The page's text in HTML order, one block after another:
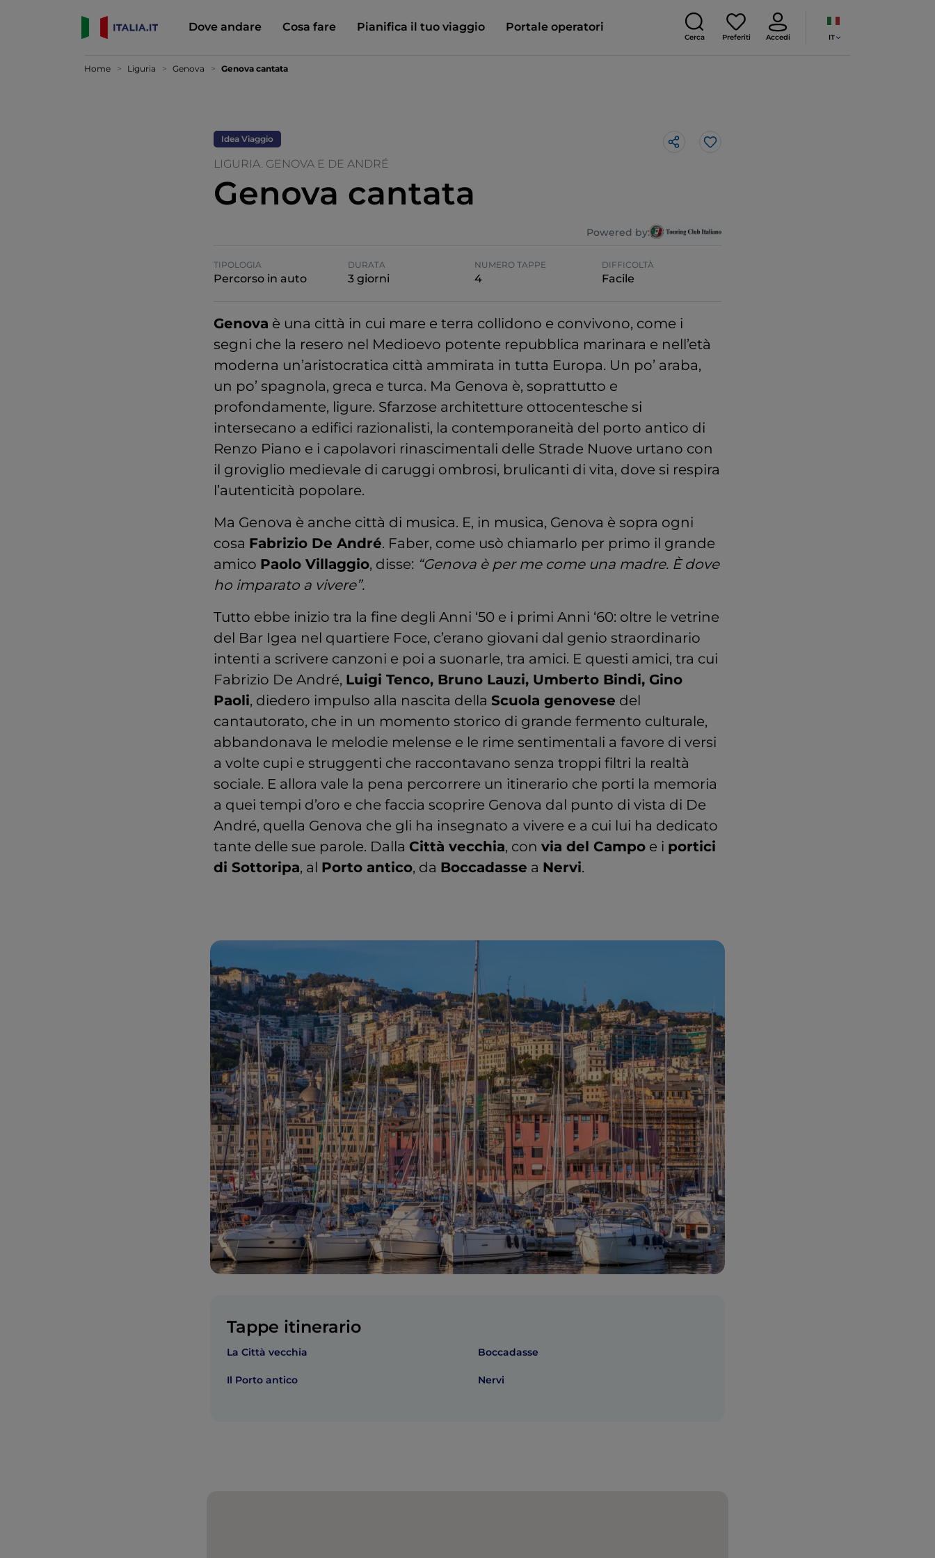
Dove andare Cosa fare Pianifica il tuo viaggio Portale operatori
Cerca Preferiti Accedi IT
Home Liguria Genova Genova cantata
Idea Viaggio
LIGURIA. GENOVA E DE ANDRÉ
Genova cantata
Powered by:
TIPOLOGIA
Percorso in auto
DURATA
3 giorni
NUMERO TAPPE
4
DIFFICOLTÀ
Facile
Genova è una città in cui mare e terra collidono e convivono, come i
segni che la resero nel Medioevo potente repubblica marinara e nell’età
moderna un’aristocratica città ammirata in tutta Europa. Un po’ araba,
un po’ spagnola, greca e turca. Ma Genova è, soprattutto e
profondamente, ligure. Sfarzose architetture ottocentesche si
intersecano a edifici razionalisti, la contemporaneità del porto antico di
Renzo Piano e i capolavori rinascimentali delle Strade Nuove urtano con
il groviglio medievale di caruggi ombrosi, brulicanti di vita, dove si respira
l’autenticità popolare.
Ma Genova è anche città di musica. E, in musica, Genova è sopra ogni
cosa Fabrizio De André. Faber, come usò chiamarlo per primo il grande
amico Paolo Villaggio, disse: “Genova è per me come una madre. È dove
ho imparato a vivere”.
Tutto ebbe inizio tra la fine degli Anni ‘50 e i primi Anni ‘60: oltre le vetrine
del Bar Igea nel quartiere Foce, c’erano giovani dal genio straordinario
intenti a scrivere canzoni e poi a suonarle, tra amici. E questi amici, tra cui
Fabrizio De André, Luigi Tenco, Bruno Lauzi, Umberto Bindi, Gino
Paoli, diedero impulso alla nascita della Scuola genovese del
cantautorato, che in un momento storico di grande fermento culturale,
abbandonava le melodie melense e le rime sentimentali a favore di versi
a volte cupi e struggenti che raccontavano senza troppi filtri la realtà
sociale. E allora vale la pena percorrere un itinerario che porti la memoria
a quei tempi d’oro e che faccia scoprire Genova dal punto di vista di De
André, quella Genova che gli ha insegnato a vivere e a cui lui ha dedicato
tante delle sue parole. Dalla Città vecchia, con via del Campo e i portici
di Sottoripa, al Porto antico, da Boccadasse a Nervi.
Like
Tappe itinerario
La Città vecchia
Il Porto antico
Boccadasse
Nervi